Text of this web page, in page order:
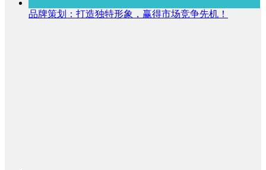
品牌策划：打造独特形象，赢得市场竞争先机！